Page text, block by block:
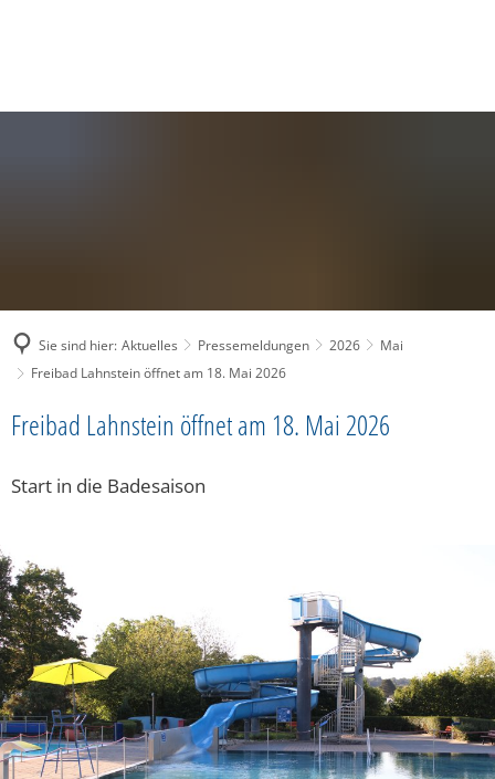
Sie sind hier: Aktuelles Pressemeldungen 2026
Mai
Freibad Lahnstein öffnet am 18. Mai 2026
Freibad Lahnstein öffnet am 18. Mai 2026
Start in die Badesaison